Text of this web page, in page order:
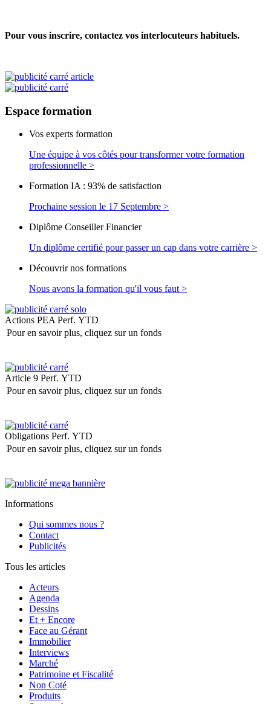
Pour vous inscrire, contactez vos interlocuteurs habituels.
Espace formation
Vos experts formation
Une équipe à vos côtés pour transformer votre formation
professionnelle >
Formation IA : 93% de satisfaction
Prochaine session le 17 Septembre >
Diplôme Conseiller Financier
Un diplôme certifié pour passer un cap dans votre carrière >
Découvrir nos formations
Nous avons la formation qu'il vous faut >
Actions PEA Perf. YTD
Pour en savoir plus, cliquez sur un fonds
Article 9 Perf. YTD
Pour en savoir plus, cliquez sur un fonds
Obligations Perf. YTD
Pour en savoir plus, cliquez sur un fonds
Informations
Qui sommes nous ?
Contact
Publicités
Tous les articles
Acteurs
Agenda
Dessins
Et + Encore
Face au Gérant
Immobilier
Interviews
Marché
Patrimoine et Fiscalité
Non Coté
Produits